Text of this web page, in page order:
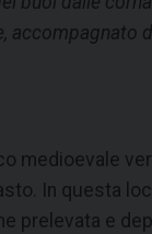
medioevale
In questa
e